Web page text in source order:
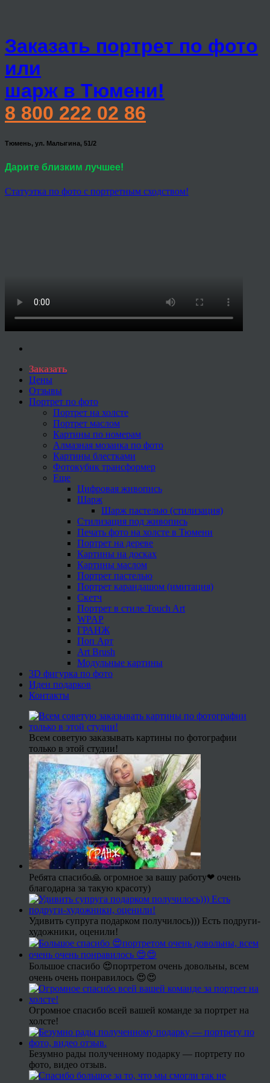
Заказать портрет по фото
или
шарж в Тюмени!
8 800 222 02 86
Тюмень, ул. Малыгина, 51/2
Дарите близким лучшее!
Статуэтка по фото с портретным сходством!
Заказать
Цены
Отзывы
Портрет по фото
Портрет на холсте
Портрет маслом
Картины по номерам
Алмазная мозаика по фото
Картины блестками
Фотокубик трансформер
Еще
Цифровая живопись
Шарж
Шарж пастелью (стилизация)
Стилизация под живопись
Печать фото на холсте в Тюмени
Портрет на дереве
Картины на досках
Картины маслом
Портрет пастелью
Портрет карандашом (имитация)
Скетч
Портрет в стиле Touch Art
WPAP
ГРАНЖ
Поп Арт
Art Brush
Модульные картины
3D фигурка по фото
Идеи подарков
Контакты
Всем советую заказывать картины по фотографии
только в этой студии!
Ребята спасибо🙏 огромное за вашу работу❤ очень
благодарна за такую красоту)
Удивить супруга подарком получилось))) Есть подруги-
художники, оценили!
Большое спасибо 😍портретом очень довольны, всем
очень очень понравилось 😍😍
Огромное спасибо всей вашей команде за портрет на
холсте!
Безумно рады полученному подарку — портрету по
фото, видео отзыв.